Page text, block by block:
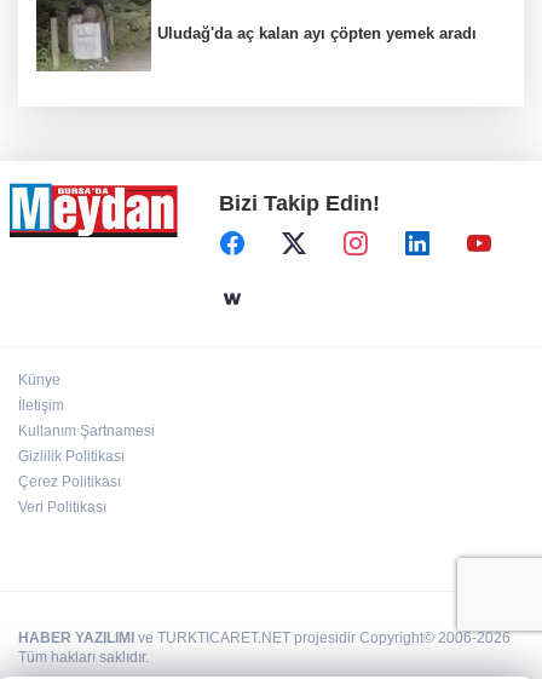
Uludağ'da aç kalan ayı çöpten yemek aradı
Bizi Takip Edin!
Künye
İletişim
Kullanım Şartnamesi
Gizlilik Politikası
Çerez Politikası
Veri Politikası
HABER YAZILIMI ve TURKTICARET.NET projesidir Copyright© 2006-2026
Tüm hakları saklıdır.